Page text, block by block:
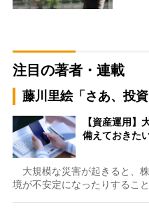
注目の著者・連載
藤川里絵「さあ、投資
【資産運用】
備えておきた
大規模な災害が起きると、
境が不安定になったりするこ